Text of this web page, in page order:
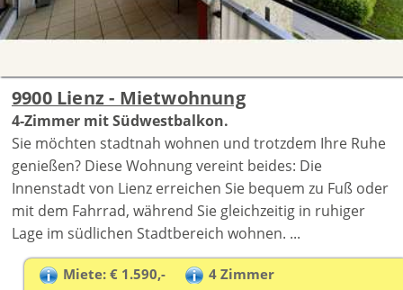
9900 Lienz - Mietwohnung
4-Zimmer mit Südwestbalkon.
Sie möchten stadtnah wohnen und trotzdem Ihre Ruhe
genießen? Diese Wohnung vereint beides: Die
Innenstadt von Lienz erreichen Sie bequem zu Fuß oder
mit dem Fahrrad, während Sie gleichzeitig in ruhiger
Lage im südlichen Stadtbereich wohnen. ...
Miete: € 1.590,-
4 Zimmer